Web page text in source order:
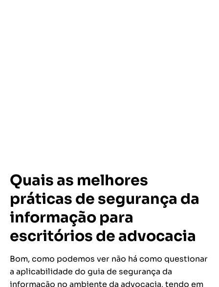
Quais as melhores
práticas de segurança da
informação para
escritórios de advocacia
Bom, como podemos ver não há como questionar
a aplicabilidade do guia de segurança da
informação no ambiente da advocacia, tendo em